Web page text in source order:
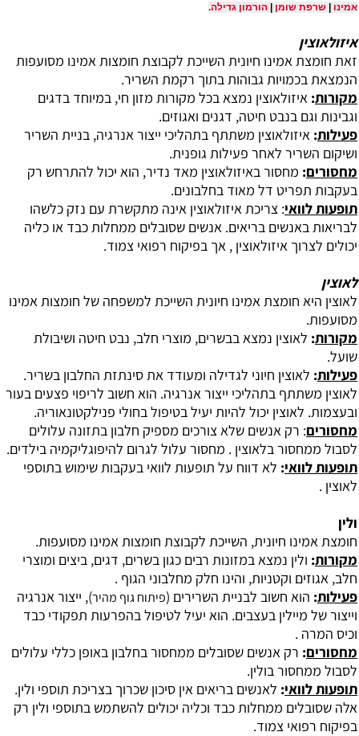
אמינו | שרפת שומן | הורמון גדילה.
איזולאוצין
‏זאת חומצת אמינו חיונית השייכת לקבוצת חומצות אמינו מסועפות
הנמצאת בכמויות גבוהות בתוך רקמת השריר.
מקורות: איזולאוצין נמצא בכל מקורות מזון חי, במיוחד בדגים
וגבינות וגם בנבט חיטה, דגנים ואגוזים.
פעילות: איזולאוצין משתתף בתהליכי ייצור אנרגיה, בניית השריר
ושיקום השריר לאחר פעילות גופנית.
מחסורים: מחסור באיזולאוצין מאד נדיר, הוא יכול להתרחש רק
בעקבות תפריט דל מאוד בחלבונים.
תופעות לוואי: צריכת איזולאוצין אינה מתקשרת עם נזק כלשהו
לבריאות באנשים בריאים. אנשים שסובלים ממחלות כבד או כליה
יכולים לצרוך איזולאוצין , אך בפיקוח רפואי צמוד.
לאוצין
‏לאוצין היא חומצת אמינו חיונית השייכת למשפחה של חומצות אמינו
מסועפות.
מקורות: לאוצין נמצא בבשרים, מוצרי חלב, נבט חיטה ושיבולת
שועל.
פעילות: לאוצין חיוני לגדילה ומעודד את סינתזת החלבון בשריר.
לאוצין משתתף בתהליכי ייצור אנרגיה. הוא חשוב לריפוי פצעים בעור
ובעצמות. לאוצין יכול להיות יעיל בטיפול בחולי פנילקטונאוריה.
מחסורים: רק אנשים שלא צורכים מספיק חלבון בתזונה עלולים
לסבול ממחסור בלאוצין . מחסור עלול לגרום להיפוגליקמיה בילדים.
תופעות לוואי: לא דווח על תופעות לוואי בעקבות שימוש בתוספי
לאוצין .
ולין
‏חומצת אמינו חיונית, השייכת לקבוצת חומצות אמינו מסועפות.
מקורות: ולין נמצא במזונות רבים כגון בשרים, דגים, ביצים ומוצרי
חלב, אגוזים וקטניות, והינו חלק מחלבוני הגוף .
פעילות: הוא חשוב לבניית השרירים (פיתוח גוף מהיר), ייצור אנרגיה
וייצור של מיילין בעצבים. הוא יעיל לטיפול בהפרעות תפקודי כבד
וכיס המרה .
מחסורים: רק אנשים שסובלים ממחסור בחלבון באופן כללי עלולים
לסבול ממחסור בולין.
תופעות לוואי: לאנשים בריאים אין סיכון שכרוך בצריכת תוספי ולין.
אלה שסובלים ממחלות כבד וכליה יכולים להשתמש בתוספי ולין רק
בפיקוח רפואי צמוד.